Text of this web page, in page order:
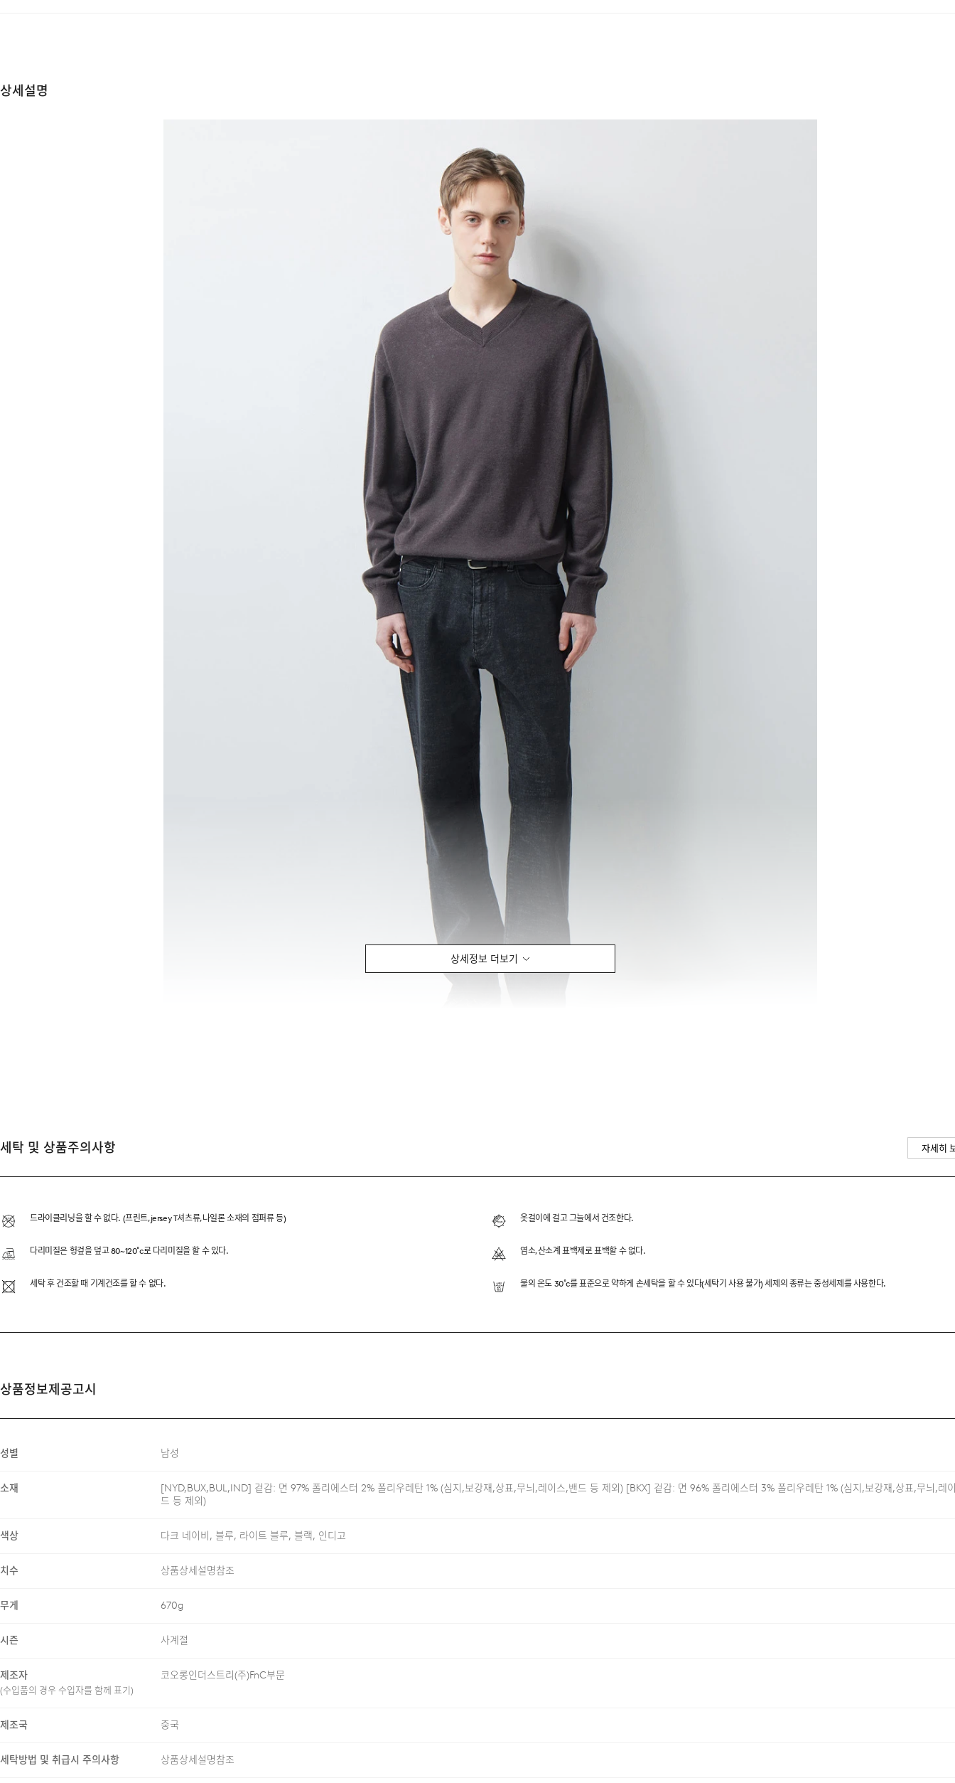
상세정보 더보기
상세설명
ALL BRUSH WASHING 기법을 통해 은은한 컬러감과 부드러운 텍스처를 구현했습니다. 다양한 신발과 조화롭게 어우러지는
SEMI-WIDE STRAIGHT FIT
ALL BRUSH WASHED
ALL BRUSH WASHING은 수작업으로 원단 하나하나를 브러싱하여 정교한 결을 만드는 방식입니다. 일반적인 워싱보다 깊이
자연스럽게 안착되도록 설계되어 전체적인 룩의 프로포션을 안정적으로 잡아줍니다.
세탁 및 상품주의사항 자세히
드라이클리닝을 할 수 없다. (프린트,jersey T셔츠류,나일론 소재의 점퍼류 등) 옷걸이에 걸고 그늘에서 건조한다.
다리미질은 헝겊을 덮고 80~120˚c로 다리미질을 할 수 있다. 염소,산소계 표백제로 표백할 수 없다.
세탁 후 건조할 때 기계건조를 할 수 없다. 물의 온도 30˚c를 표준으로 약하게 손세탁을 할 수 있다(세탁기 사용 불가) 세제의 종류는 중성세제를 사용한다.
상품정보제공고시
성별 남성
소재
[NYD,BUX,BUL,IND] 겉감: 면 97% 폴리에스터 2% 폴리우레탄 1% (심지,보강재,상표,무늬,레이스,밴드 등 제외) [BKX] 겉감: 면 96% 폴리에스터 3% 폴리우레탄 1% (심지,보강재,상표,무늬,레
드 등 제외)
색상 다크 네이비, 블루, 라이트 블루, 블랙, 인디고
치수 상품상세설명참조
무게 670g
시즌 사계절
제조자
(수입품의 경우 수입자를 함께 표기)
코오롱인더스트리(주)FnC부문
제조국 중국
세탁방법 및 취급시 주의사항 상품상세설명참조